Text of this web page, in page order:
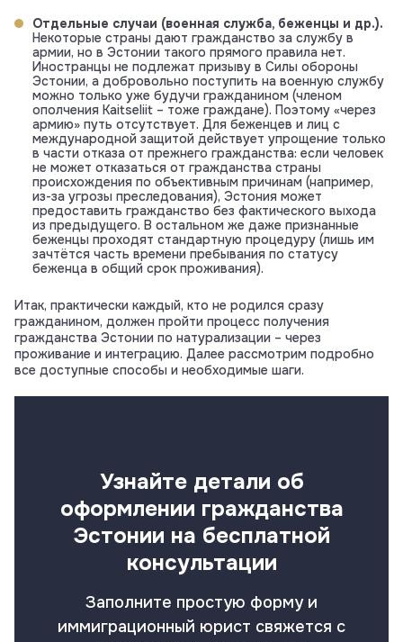
Отдельные случаи (военная служба, беженцы и др.).
Некоторые страны дают гражданство за службу в
армии, но в Эстонии такого прямого правила нет.
Иностранцы не подлежат призыву в Силы обороны
Эстонии, а добровольно поступить на военную службу
можно только уже будучи гражданином (членом
ополчения Kaitseliit – тоже граждане). Поэтому «через
армию» путь отсутствует. Для беженцев и лиц с
международной защитой действует упрощение только
в части отказа от прежнего гражданства: если человек
не может отказаться от гражданства страны
происхождения по объективным причинам (например,
из-за угрозы преследования), Эстония может
предоставить гражданство без фактического выхода
из предыдущего. В остальном же даже признанные
беженцы проходят стандартную процедуру (лишь им
зачтётся часть времени пребывания по статусу
беженца в общий срок проживания).
Итак, практически каждый, кто не родился сразу
гражданином, должен пройти процесс получения
гражданства Эстонии по натурализации – через
проживание и интеграцию. Далее рассмотрим подробно
все доступные способы и необходимые шаги.
Узнайте детали об
оформлении гражданства
Эстонии на бесплатной
консультации
Заполните простую форму и
иммиграционный юрист свяжется с